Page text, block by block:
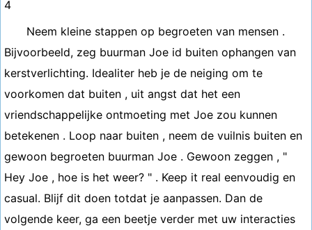
4
Neem kleine stappen op begroeten van mensen .
Bijvoorbeeld, zeg buurman Joe id buiten ophangen van
kerstverlichting. Idealiter heb je de neiging om te
voorkomen dat buiten , uit angst dat het een
vriendschappelijke ontmoeting met Joe zou kunnen
betekenen . Loop naar buiten , neem de vuilnis buiten en
gewoon begroeten buurman Joe . Gewoon zeggen , "
Hey Joe , hoe is het weer? " . Keep it real eenvoudig en
casual. Blijf dit doen totdat je aanpassen. Dan de
volgende keer, ga een beetje verder met uw interacties